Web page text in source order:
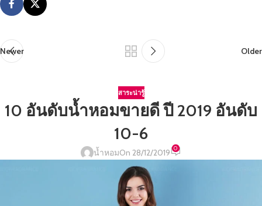
Newer Older
สาระน่ารู้
10 อันดับน้ำหอมขายดี ปี 2019 อันดับ
10-6
น้ำหอมOn 28/12/2019 0